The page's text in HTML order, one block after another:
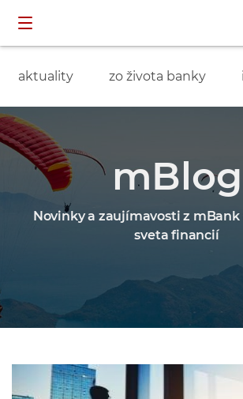
aktuality zo života banky
mBlog
Novinky a zaujímavosti z mBank
sveta financií